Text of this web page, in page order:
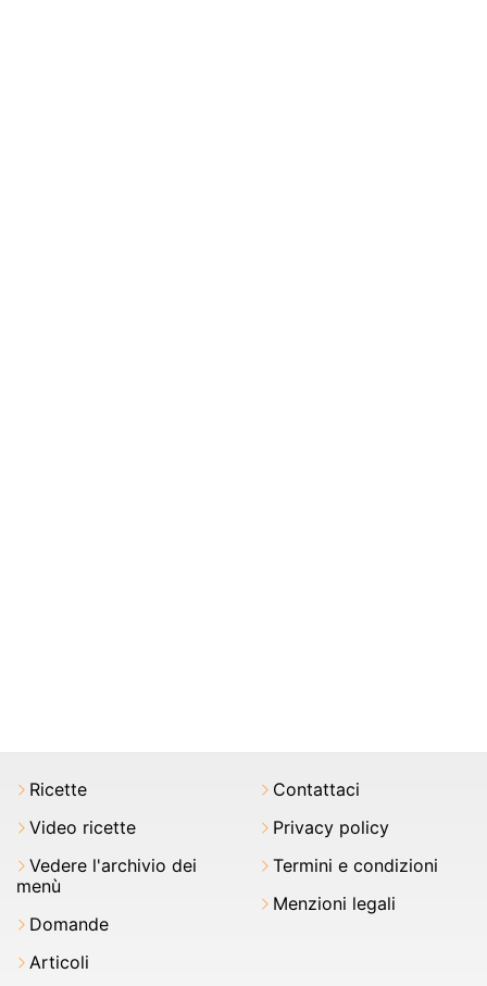
Ricette
Video ricette
Vedere l'archivio dei
menù
Domande
Articoli
Contattaci
Privacy policy
Termini e condizioni
Menzioni legali